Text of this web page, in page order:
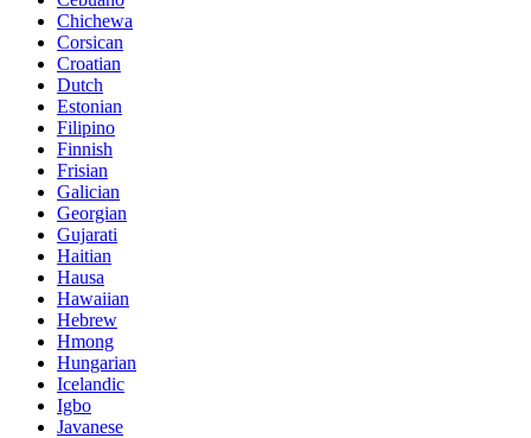
Chichewa
Corsican
Croatian
Dutch
Estonian
Filipino
Finnish
Frisian
Galician
Georgian
Gujarati
Haitian
Hausa
Hawaiian
Hebrew
Hmong
Hungarian
Icelandic
Igbo
Javanese